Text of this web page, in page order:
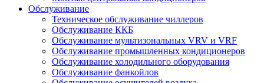
Обслуживание
Техническое обслуживание чиллеров
Обслуживание ККБ
Обслуживание мультизональных VRV и VRF
Обслуживание промышленных кондиционеров
Обслуживание холодильного оборудования
Обслуживание фанкойлов